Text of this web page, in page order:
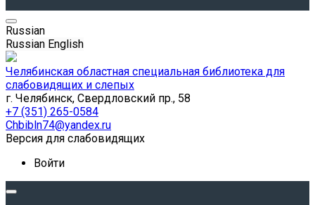
Russian
Russian English
Челябинская областная специальная библиотека для
слабовидящих и слепых
г. Челябинск, Свердловский пр., 58
+7 (351) 265-0584
Chbibln74@yandex.ru
Версия для слабовидящих
Войти